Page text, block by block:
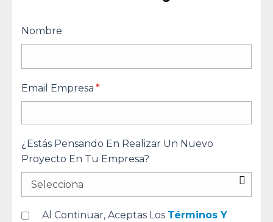
Nombre
Email Empresa *
¿Estás Pensando En Realizar Un Nuevo
Proyecto En Tu Empresa?
Al Continuar, Aceptas Los Términos Y